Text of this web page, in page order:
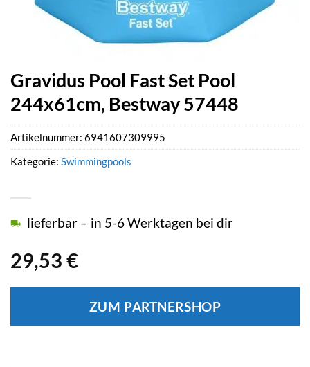
Gravidus Pool Fast Set Pool
244x61cm, Bestway 57448
29,53 €
lieferbar – in 5-6 Werktagen bei dir
ZUM PARTNERSHOP
Artikelnummer: 6941607309995
Kategorie: Swimmingpools